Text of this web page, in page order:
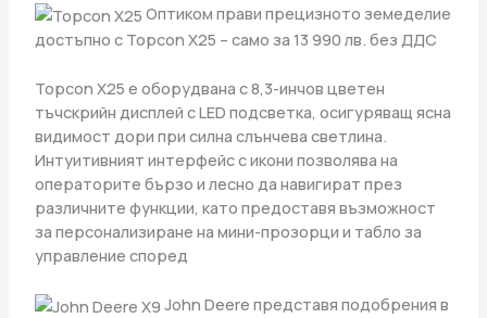
Оптиком прави прецизното земеделие
достъпно с Topcon X25 – само за 13 990 лв. без ДДС
Topcon X25 е оборудвана с 8,3-инчов цветен
тъчскрийн дисплей с LED подсветка, осигуряващ ясна
видимост дори при силна слънчева светлина.
Интуитивният интерфейс с икони позволява на
операторите бързо и лесно да навигират през
различните функции, като предоставя възможност
за персонализиране на мини-прозорци и табло за
управление според
John Deere представя подобрения в